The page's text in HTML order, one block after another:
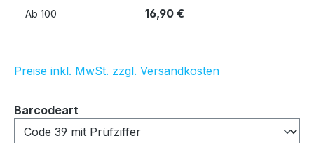
Ab 100 16,90 €
Preise inkl. MwSt. zzgl. Versandkosten
Barcodeart